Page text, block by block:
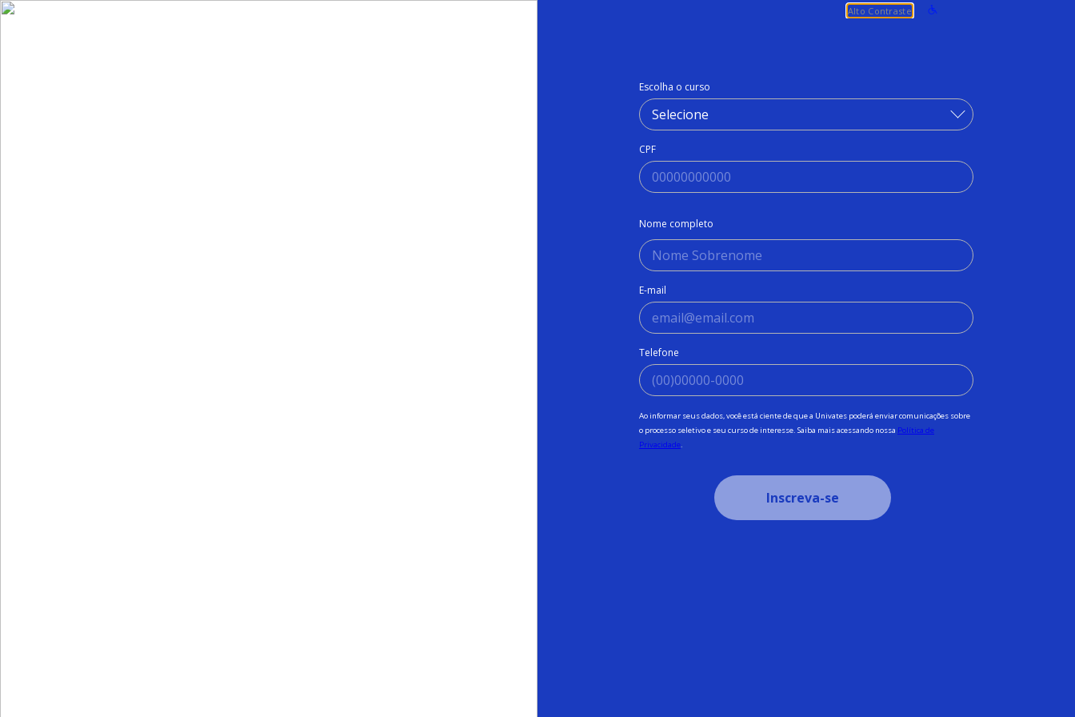
Alto Contraste
Escolha o curso
CPF
Nome completo
E-mail
Telefone
Ao informar seus dados, você está ciente de que a Univates poderá enviar comunicações sobre
o processo seletivo e seu curso de interesse. Saiba mais acessando nossa Política de
Privacidade.